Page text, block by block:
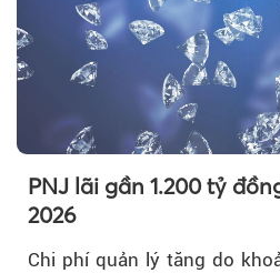
PNJ lãi gần 1.200 tỷ
2026
Chi phí quản lý tăng do